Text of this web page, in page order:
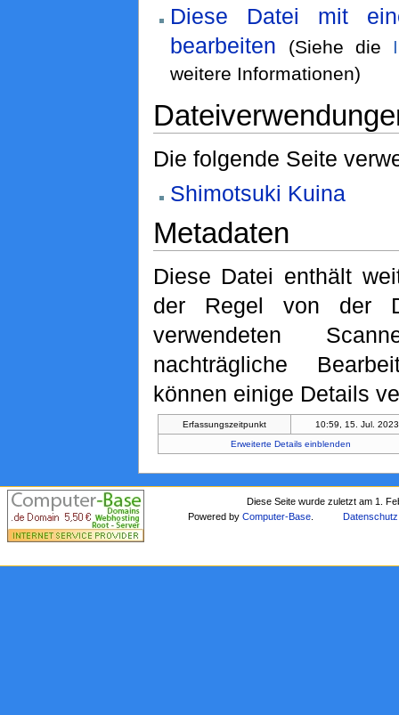
Diese Datei mit
bearbeiten
(Siehe die
weitere Informationen)
Die folgende Seite
Shimotsuki Kuina
Metadaten
Diese Datei enthält
der Regel von der
verwendeten
nachträgliche
können einige Details
Erfassungszeitpunkt
10:59, 15. Jul. 2023
Erweiterte Details einblenden
Diese Seite wurde zuletzt am 1.
Powered byComputer-Base Datenschutz